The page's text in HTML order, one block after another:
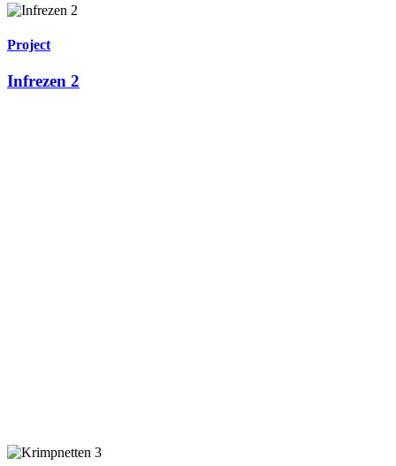
Project
Infrezen 2